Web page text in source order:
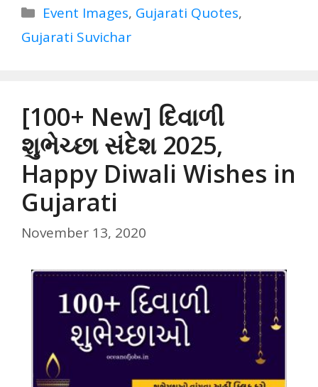
Categories
Event Images, Gujarati Quotes,
Gujarati Suvichar
[100+ New] દિવાળી
શુભેચ્છા સંદેશ 2025,
Happy Diwali Wishes in
Gujarati
November 13, 2020